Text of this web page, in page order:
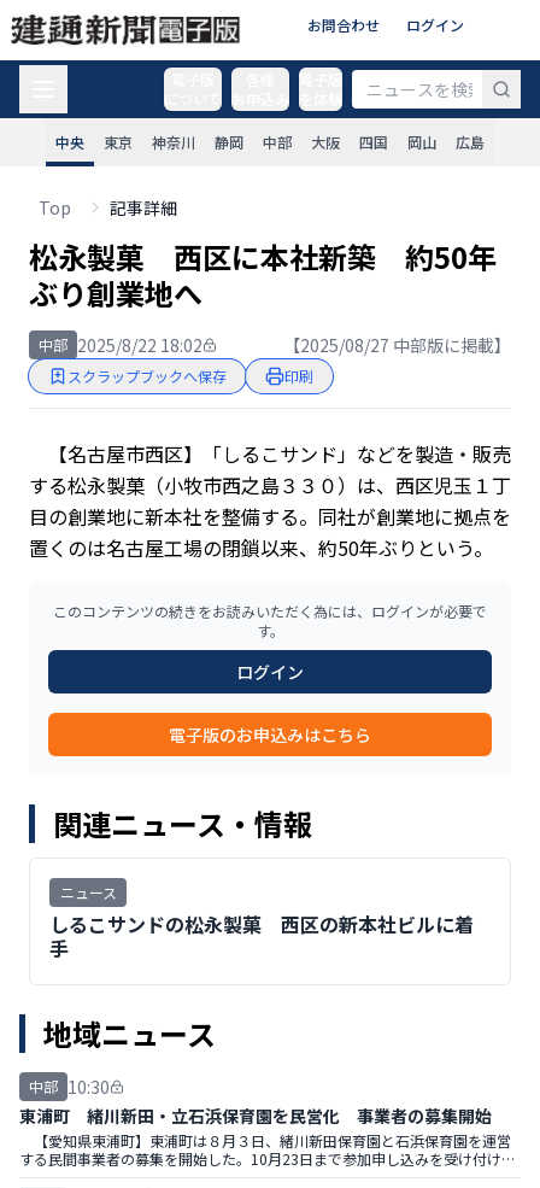
お問合わせ ログイン
電子版
中央 東京 神奈川 静岡 中部 大阪 四国 岡山 広島
Top 記事詳細
松永製菓 西区に本社新築 約50年
ぶり創業地へ
中部 2025/8/22 18:02 【2025/08/27 中部版に掲載】
スクラップブックへ保存 印刷
【名古屋市西区】「しるこサンド」などを製造・販売
する松永製菓（小牧市西之島３３０）は、西区児玉１丁
目の創業地に新本社を整備する。同社が創業地に拠点を
置くのは名古屋工場の閉鎖以来、約50年ぶりという。
このコンテンツの続きをお読みいただく為には、ログインが必要で
す。
ログイン
電子版のお申込みはこちら
関連ニュース・情報
ニュース
しるこサンドの松永製菓 西区の新本社ビルに着
手
地域ニュース
中部 10:30
東浦町 緒川新田・立石浜保育園を民営化 事業者の募集開始
【愛知県東浦町】東浦町は８月３日、緒川新田保育園と石浜保育園を運営
する民間事業者の募集を開始した。10月23日まで参加申し込みを受け付け、
２０２７年３月に選定結果を通知する。